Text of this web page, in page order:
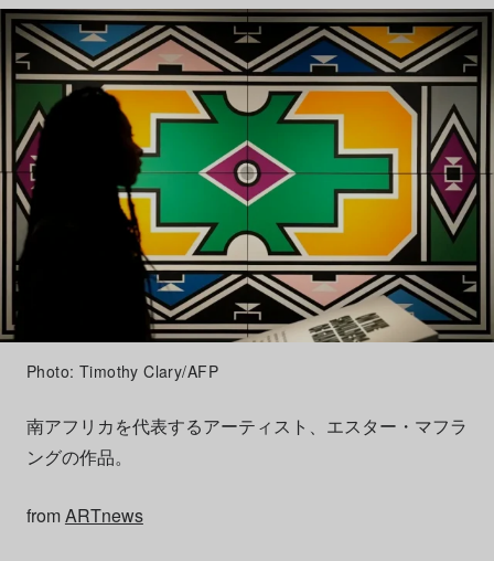
Photo: Timothy Clary/AFP
南アフリカを代表するアーティスト、エスター・マフラ
ングの作品。
fromARTnews